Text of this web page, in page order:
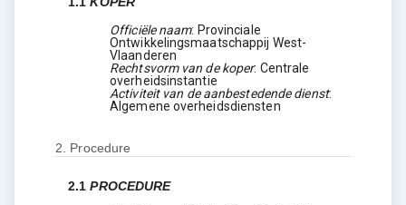
Officiële naam: Provinciale
Ontwikkelingsmaatschappij West-
Vlaanderen
Rechtsvorm van de koper: Centrale
overheidsinstantie
Activiteit van de aanbestedende dienst:
Algemene overheidsdiensten
2. Procedure
2.1PROCEDURE